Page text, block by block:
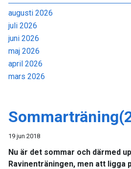
augusti 2026
juli 2026
juni 2026
maj 2026
april 2026
mars 2026
19 jun 2018
Nu är det sommar och därmed
Ravinenträningen, men att ligga